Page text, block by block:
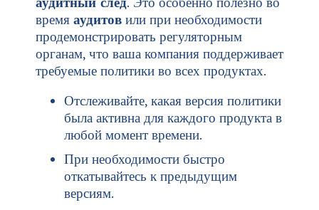
время аудитов или при необходимости
продемонстрировать регуляторным
органам, что ваша компания поддерживает
требуемые политики во всех продуктах.
Отслеживайте, какая версия политики
была активна для каждого продукта в
любой момент времени.
При необходимости быстро
откатывайтесь к предыдущим
версиям.